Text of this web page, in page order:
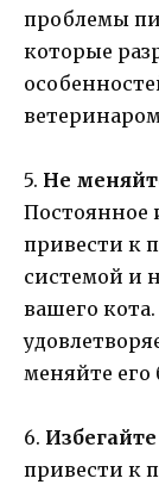
проблемы
которые
5. Не
Постоянное
привести к
системой и
вашего
меняйте его
6.
привести к